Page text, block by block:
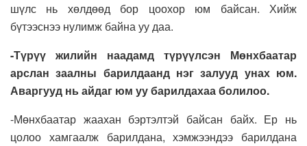
шүлс нь хөлдөөд бор цоохор юм байсан. Хийж
бүтээснээ нулимж байна уу даа.
-Түрүү жилийн наадамд түрүүлсэн Мөнхбаатар
арслан заалны барилдаанд нэг залууд унах юм.
Аваргууд нь айдаг юм уу барилдахаа болилоо.
-Мөнхбаатар жаахан бэртэлтэй байсан байх. Ер нь
цолоо хамгаалж барилдана, хэмжээндээ барилдана